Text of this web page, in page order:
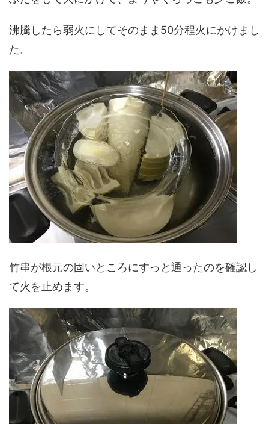
沸騰したら弱火にしてそのまま50分程火にかけまし
た。
竹串が根元の固いところにすっと通ったのを確認し
て火を止めます。